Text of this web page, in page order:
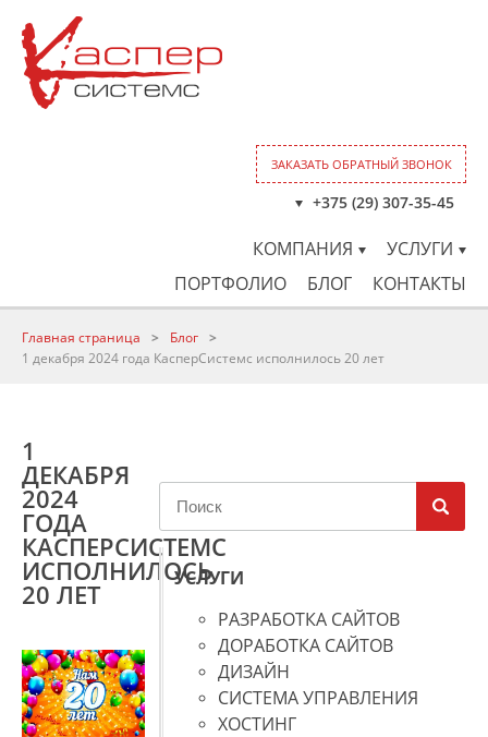
ЗАКАЗАТЬ ОБРАТНЫЙ ЗВОНОК
+375 (29) 307-35-45
КОМПАНИЯ
УСЛУГИ
ПОРТФОЛИО
БЛОГ КОНТАКТЫ
Главная страница > Блог >
1 декабря 2024 года КасперСистемс исполнилось 20 лет
1
ДЕКАБРЯ
2024
ГОДА
КАСПЕРСИСТЕМС
ИСПОЛНИЛОСЬ
20 ЛЕТ
УСЛУГИ
РАЗРАБОТКА САЙТОВ
ДОРАБОТКА САЙТОВ
ДИЗАЙН
СИСТЕМА УПРАВЛЕНИЯ
ХОСТИНГ